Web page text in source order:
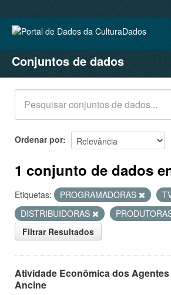
CONJUNTOS DE DADOS
ORGANIZAÇÕES
GRUPOS
SOBRE
Conjuntos de dados
Ordenar por
1 conjunto de dados
Etiquetas: PROGRAMADORAS
DISTRIBUIDORAS
Filtrar Resultados
Atividade Econômica dos
Ancine